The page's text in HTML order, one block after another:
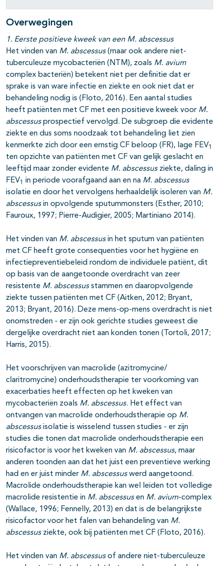
Overwegingen
1. Eerste positieve kweek van een M. abscessus
Het vinden van M. abscessus(maar ook andere niet-
tuberculeuze mycobacteriën (NTM), zoals M. avium
complex bacteriën) betekent niet per definitie dat er
sprake is van ware infectie en ziekte en ook niet dat er
behandeling nodig is (Floto, 2016). Een aantal studies
heeft patiënten met CF met een positieve kweek voor M.
abscessusprospectief vervolgd. De subgroep die evidente
ziekte en dus soms noodzaak tot behandeling liet zien
kenmerkte zich door een ernstig CF beloop (FR), lage FEV1
ten opzichte van patiënten met CF van gelijk geslacht en
leeftijd maar zonder evidente M. abscessusziekte, daling in
FEV1 in periode voorafgaand aan en na M. abscessus
isolatie en door het vervolgens herhaaldelijk isoleren van M.
abscessusin opvolgende sputummonsters (Esther, 2010;
Fauroux, 1997; Pierre-Audigier, 2005; Martiniano 2014).
Het vinden van M. abscessusin het sputum van patiënten
met CF heeft grote consequenties voor het hygiëne en
infectiepreventiebeleid rondom de individuele patiënt, dit
op basis van de aangetoonde overdracht van zeer
resistente M. abscessusstammen en daaropvolgende
ziekte tussen patiënten met CF (Aitken, 2012; Bryant,
2013; Bryant, 2016). Deze mens-op-mens overdracht is niet
onomstreden - er zijn ook gerichte studies geweest die
dergelijke overdracht niet aan konden tonen (Tortoli, 2017;
Harris, 2015).
Het voorschrijven van macrolide (azitromycine/
claritromycine) onderhoudstherapie ter voorkoming van
exacerbaties heeft effecten op het kweken van
mycobacteriën zoals M. abscessus. Het effect van
ontvangen van macrolide onderhoudstherapie op M.
abscessusisolatie is wisselend tussen studies - er zijn
studies die tonen dat macrolide onderhoudstherapie een
risicofactor is voor het kweken van M. abscessus, maar
anderen toonden aan dat het juist een preventieve werking
had en er juist minder M. abscessuswerd aangetoond.
Macrolide onderhoudstherapie kan wel leiden tot volledige
macrolide resistentie in M. abscessusen M. avium-complex
(Wallace, 1996; Fennelly, 2013) en dat is de belangrijkste
risicofactor voor het falen van behandeling van M.
abscessusziekte, ook bij patiënten met CF (Floto, 2016).
Het vinden van M. abscessusof andere niet-tuberculeuze